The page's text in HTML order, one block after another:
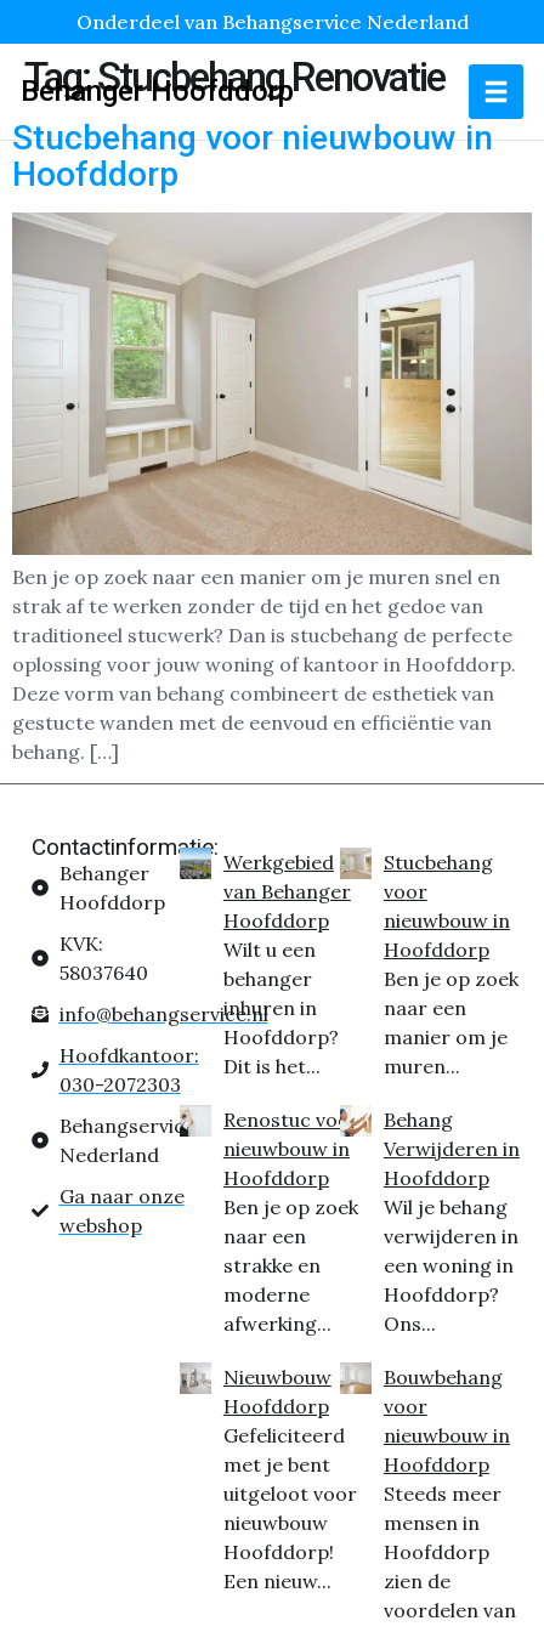
Onderdeel van Behangservice Nederland
Behanger Hoofddorp
Tag:Stucbehang Renovatie
Stucbehang voor nieuwbouw in
Hoofddorp
Ben je op zoek naar een manier om je muren snel en
strak af te werken zonder de tijd en het gedoe van
traditioneel stucwerk? Dan is stucbehang de perfecte
oplossing voor jouw woning of kantoor in Hoofddorp.
Deze vorm van behang combineert de esthetiek van
gestucte wanden met de eenvoud en efficiëntie van
behang. […]
Contactinformatie:
Behanger
Hoofddorp
KVK:
58037640
info@behangservice.nl
Hoofdkantoor:
030-2072303
Behangservice
Nederland
Ga naar onze
webshop
Werkgebied
van Behanger
Hoofddorp
Wilt u een
behanger
inhuren in
Hoofddorp?
Dit is het...
Renostuc voor
nieuwbouw in
Hoofddorp
Ben je op zoek
naar een
strakke en
moderne
afwerking...
Nieuwbouw
Hoofddorp
Gefeliciteerd
met je bent
uitgeloot voor
nieuwbouw
Hoofddorp!
Een nieuw...
Stucbehang
voor
nieuwbouw in
Hoofddorp
Ben je op zoek
naar een
manier om je
muren...
Behang
Verwijderen in
Hoofddorp
Wil je behang
verwijderen in
een woning in
Hoofddorp?
Ons...
Bouwbehang
voor
nieuwbouw in
Hoofddorp
Steeds meer
mensen in
Hoofddorp
zien de
voordelen van